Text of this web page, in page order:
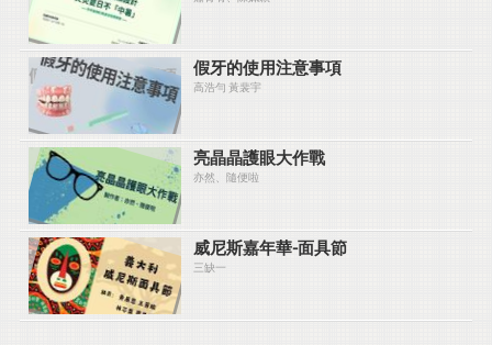
假牙的使用注意事項
高浩勻 黃裴宇
亮晶晶護眼大作戰
亦然、隨便啦
威尼斯嘉年華-面具節
三缺一